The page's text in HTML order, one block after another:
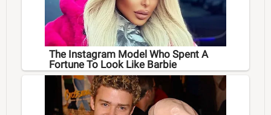
The Instagram Model Who Spent A
Fortune To Look Like Barbie